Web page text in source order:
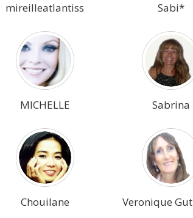
mireilleatlantiss Sabi*
MICHELLE Sabrina
Chouilane Veronique